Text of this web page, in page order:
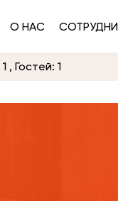
О НАС
1 , Гостей: 1